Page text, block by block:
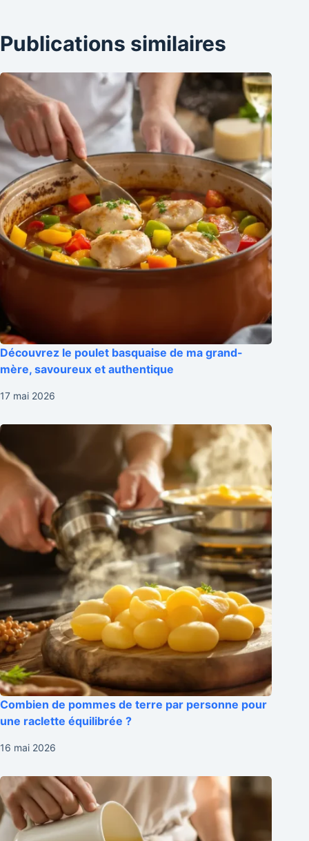
Publications similaires
Découvrez le poulet basquaise de ma grand-
mère, savoureux et authentique
17 mai 2026
Combien de pommes de terre par personne pour
une raclette équilibrée ?
16 mai 2026